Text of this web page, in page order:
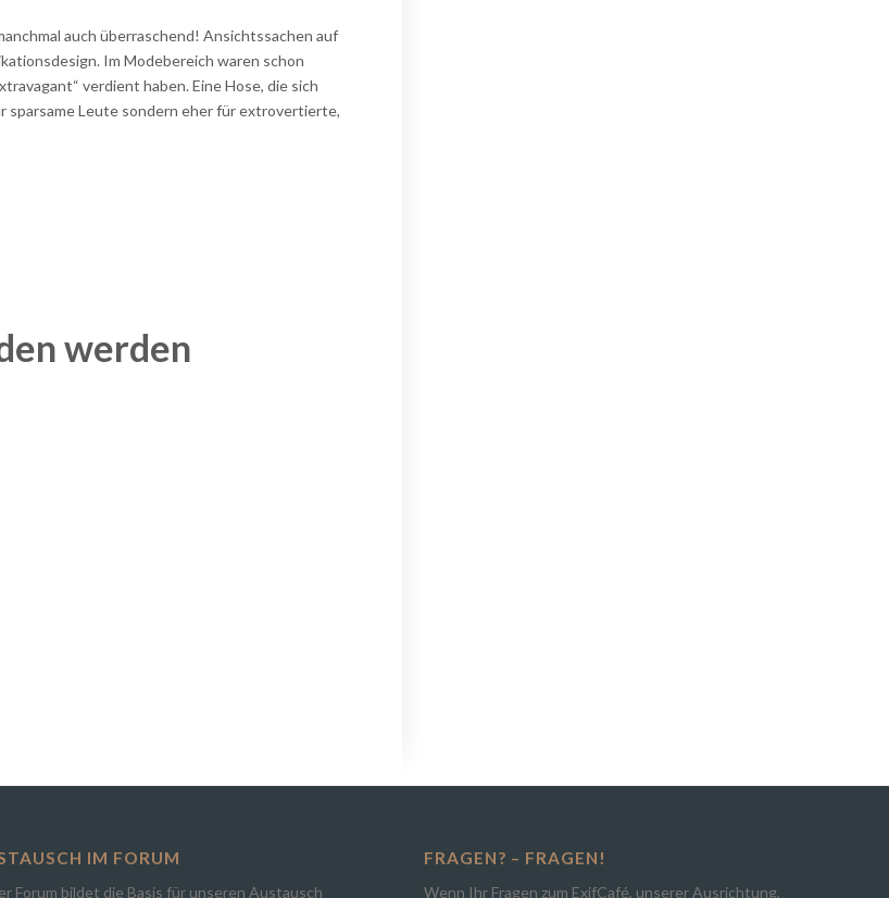
auch überraschend! Ansichtssachen auf
Im Modebereich waren schon
verdient haben. Eine Hose, die sich
sparsame Leute sondern eher für extrovertierte,
werden
IM FORUM
Forum bildet die Basis für unseren Austausch
FRAGEN? – FRAGEN!
Wenn Ihr Fragen zum ExifCafé, unserer Ausrichtung,